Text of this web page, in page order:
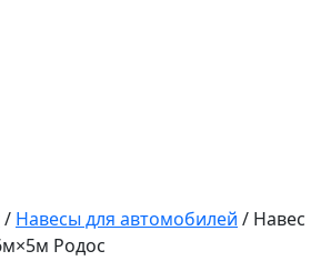
город
контакты
/ Навесы для автомобилей / Навес
Родос